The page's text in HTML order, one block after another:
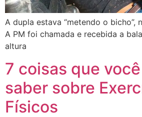
A dupla estava “metendo o bicho”,
A PM foi chamada e recebida a
altura
7 coisas que
saber sobre
Físicos